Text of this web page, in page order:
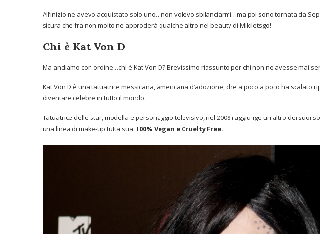
All’inizio ne avevo acquistato solo uno…non volevo sbilanciarmi…ma poi sono tornata da
sicura che fra non molto ne approderà qualche altro nel beauty di Mikiletsgo!
Chi è Kat Von D
Ma andiamo con ordine…chi è Kat Von D? Brevissimo riassunto per chi non ne avesse mai
Kat Von D è una tatuatrice messicana, americana d’adozione, che a poco a poco ha scalato
diventare celebre in tutto il mondo.
Tatuatrice delle star, modella e personaggio televisivo, nel 2008 raggiunge un altro dei suoi
una linea di make-up tutta sua. 100% Vegan e Cruelty Free.